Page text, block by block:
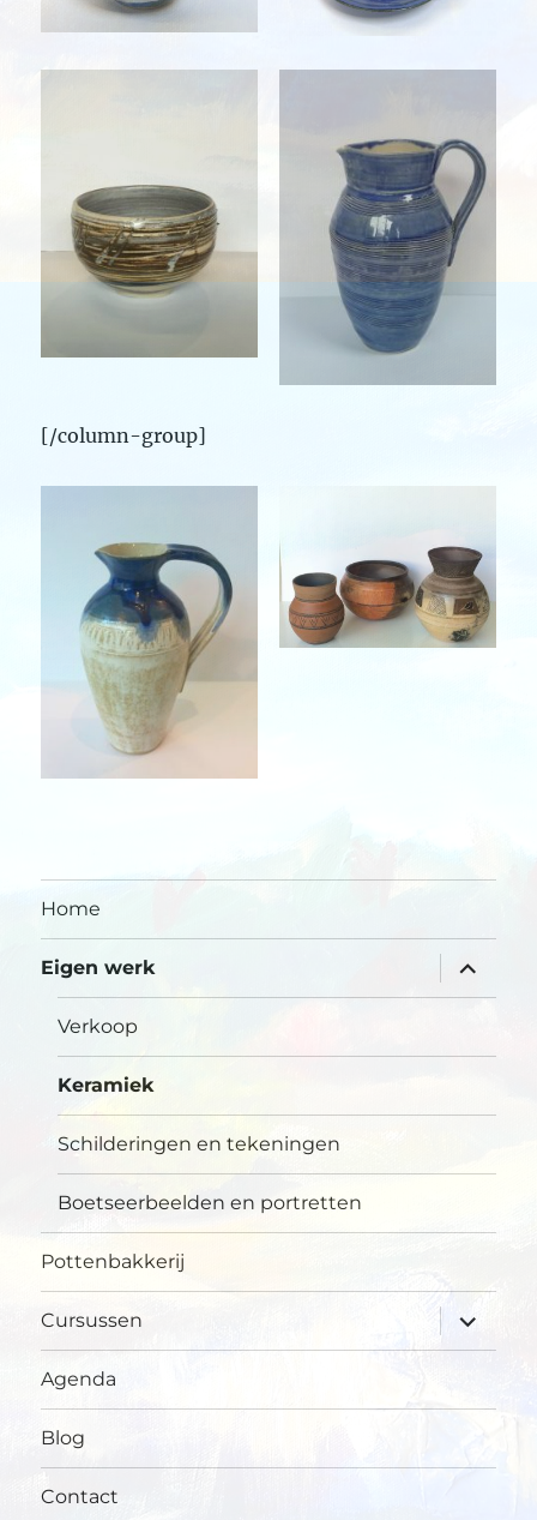
[/column-group]
Home
Eigen werk
Verkoop
Keramiek
Schilderingen en tekeningen
Boetseerbeelden en portretten
Pottenbakkerij
Cursussen
Agenda
Blog
Contact